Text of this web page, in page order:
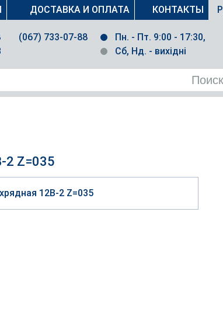
ДОСТАВКА И ОПЛАТА КОНТАКТЫ
(067) 733-07-88
Пн. - Пт. 9:00 - 17:30,
Сб, Нд. - вихідні
2 Z=035